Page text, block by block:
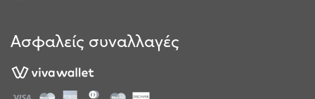
Ασφαλείς συναλλαγές